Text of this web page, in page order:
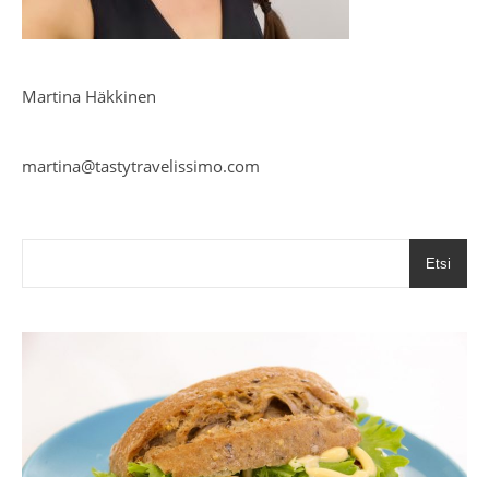
Martina Häkkinen
martina@tastytravelissimo.com
Etsi